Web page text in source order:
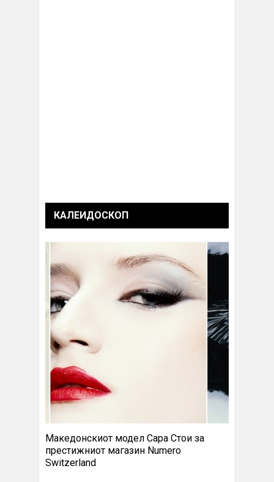
КАЛЕИДОСКОП
Македонскиот модел Сара Стои за
престижниот магазин Numero
Switzerland